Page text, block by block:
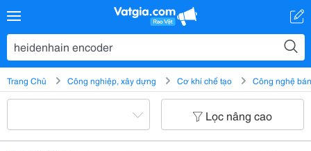
Trang Chủ Công nghiệp, xây dựng Cơ khí chế tạo Công nghệ
Lọc nâng cao